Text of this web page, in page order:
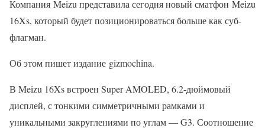
Компания Meizu представила сегодня новый сматфон Meizu
16Xs, который будет позиционироваться больше как суб-
флагман.
Об этом пишет издание gizmochina.
В Meizu 16Xs встроен Super AMOLED, 6.2-дюймовый
дисплей, с тонкими симметричными рамками и
уникальными закруглениями по углам — G3. Соотношение